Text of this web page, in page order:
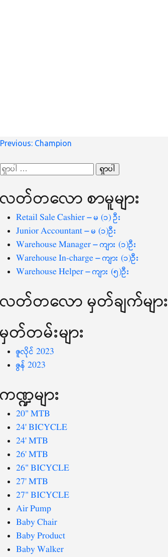
စာမူ
လမ်းကြောင်း
Previous: Champion
ရှာ
စကားလုံး
လတ်တ‌လော စာမူများ
Retail Sale Cashier – မ (၁) ဦး
Junior Accountant – မ (၁)ဦး
Warehouse Manager – ကျား (၁)ဦး
Warehouse In-charge – ကျား (၁)ဦး
Warehouse Helper – ကျား (၅)ဦး
လတ်တ‌လော မှတ်ချက်များ
မှတ်တမ်းများ
ဇူလိုင် 2023
ဇွန် 2023
ကဏ္ဍများ
20" MTB
24' BICYCLE
24' MTB
26' MTB
26" BICYCLE
27' MTB
27" BICYCLE
Air Pump
Baby Chair
Baby Product
Baby Walker